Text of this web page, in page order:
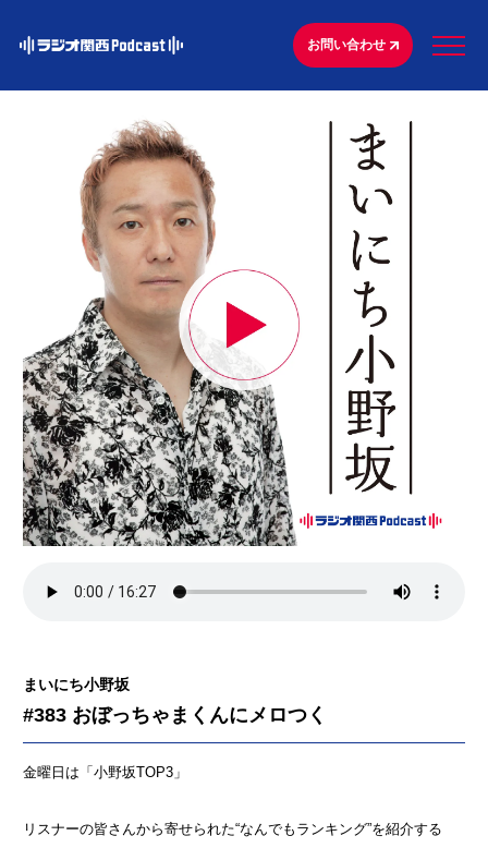
お問い合わせ
まいにち小野坂
#383 おぼっちゃまくんにメロつく
金曜日は「小野坂TOP3」
リスナーの皆さんから寄せられた“なんでもランキング”を紹介する